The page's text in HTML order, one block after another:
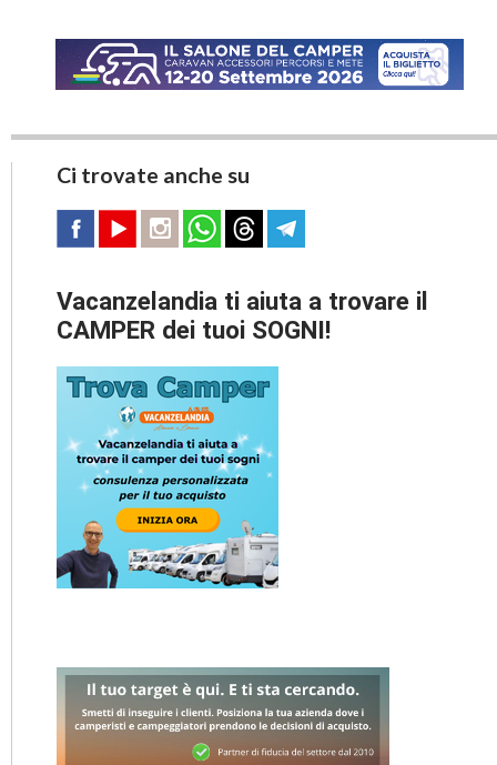
Ci trovate anche su
Vacanzelandia ti aiuta a trovare il
CAMPER dei tuoi SOGNI!